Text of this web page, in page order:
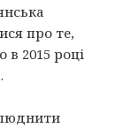
про те,
2015 році